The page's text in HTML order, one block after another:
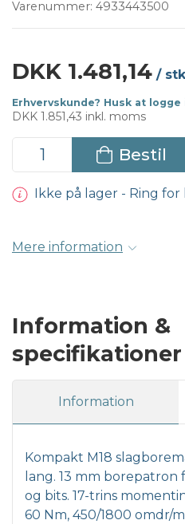
Varenummer: 4933443500
DKK 1.481,14 / stk
Erhvervskunde? Husk at logge
DKK 1.851,43 inkl. moms
Bestil
Ikke på lager - Ring for
Mere information
Information &
specifikationer
Information
Kompakt M18
lang. 13 mm
og bits. 17-trins
60 Nm, 450/1800 omdr/